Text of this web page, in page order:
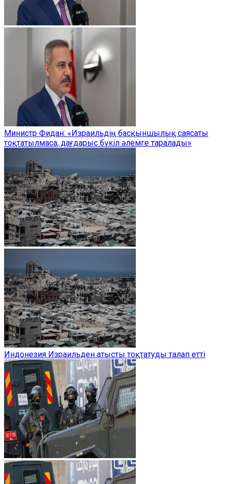
Министр Фидан: «Израильдің басқыншылық саясаты
тоқтатылмаса, дағдарыс бүкіл әлемге таралады»
Индонезия Израильден атысты тоқтатуды талап етті